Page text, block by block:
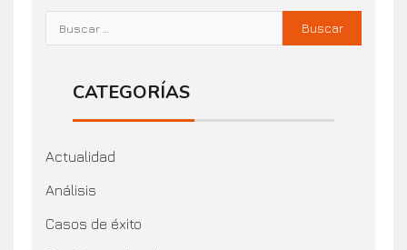
CATEGORÍAS
Actualidad
Análisis
Casos de éxito